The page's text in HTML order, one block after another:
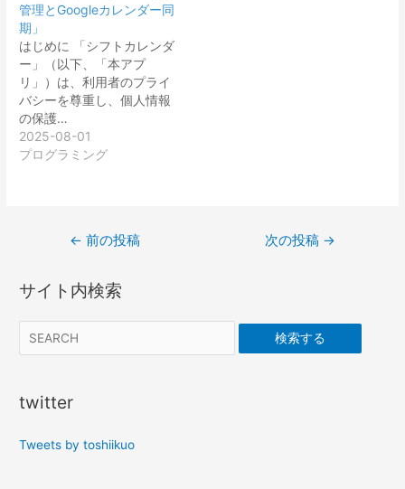
管理とGoogleカレンダー同
期」
はじめに 「シフトカレンダ
ー」（以下、「本アプ
リ」）は、利用者のプライ
バシーを尊重し、個人情報
の保護…
2025-08-01
プログラミング
ゲ
← 前の投稿 次の投稿 →
サイト内検索
検索する
twitter
Tweets by toshiikuo